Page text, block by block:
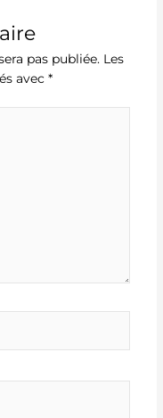
pas publiée. Les
avec *